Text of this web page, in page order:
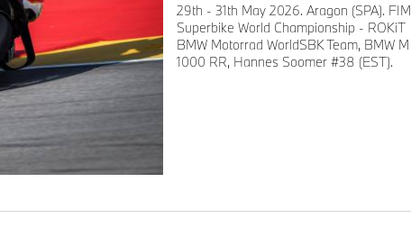
29th - 31th May 2026. Aragon (SPA). FIM
Superbike World Championship - ROKiT
BMW Motorrad WorldSBK Team, BMW M
1000 RR, Hannes Soomer #38 (EST).